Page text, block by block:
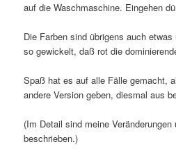
auf die Waschmaschine. Eingehen
Die Farben sind übrigens auch
so gewickelt, daß rot die
Spaß hat es auf alle Fälle gemacht,
andere Version geben, diesmal aus
(Im Detail sind meine Veränderungen
beschrieben.)